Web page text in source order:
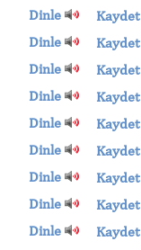
Dinle
Kaydet
Dinle
Kaydet
Dinle
Kaydet
Dinle
Kaydet
Dinle
Kaydet
Dinle
Kaydet
Dinle
Kaydet
Dinle
Kaydet
Dinle
Kaydet